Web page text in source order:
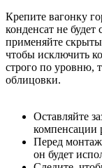
Крепите вагонку
конденсат не будет
применяйте
чтобы исключить
строго по уровню,
облицовки.
Оставляйте
компенсации
Перед
он будет